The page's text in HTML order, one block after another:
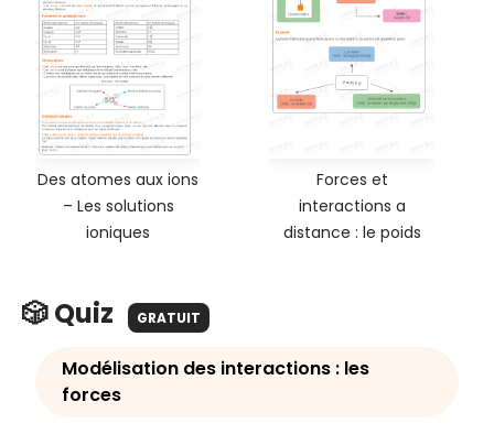
Des atomes aux ions
– Les solutions
ioniques
Forces et
interactions a
distance : le poids
🎲 Quiz GRATUIT
Modélisation des interactions : les
forces